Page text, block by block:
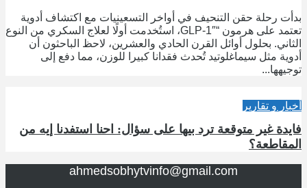
بدأت رحلة حقن التنحيف في أواخر التسعينيات مع اكتشاف أدوية
تعتمد على هرمون “GLP-1″، استُخدمت أولًا لعلاج السكري من النوع
الثاني. بحلول أوائل القرن الحادي والعشرين، لاحظ الباحثون أن
أدوية مثل سيماغلوتيد تُحدث فقدانا كبيرا للوزن، مما دفع إلى
توجيهها...
أخبار و تقارير
فايدة غير متوقعة ترد بيها على سؤال: احنا استفدنا إيه من
المقاطعة؟
ahmedsobhytvinfo@gmail.com